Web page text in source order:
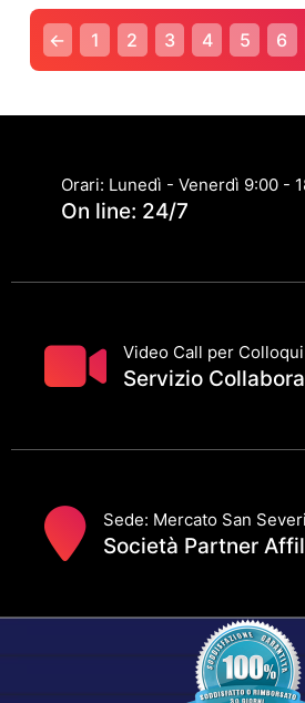
← 1 2 3 4 5 6
Orari: Lunedì - Venerdì 9:00 -
On line: 24/7
Video Call per Colloqui
Servizio
Sede: Mercato San
Società Partner